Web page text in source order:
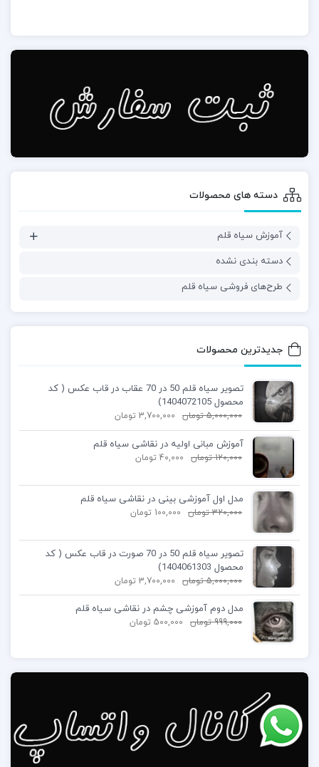
دسته های محصولات
آموزش سیاه قلم
دسته بندی نشده
طرح‌های فروشی سیاه قلم
جدیدترین محصولات
تصویر سیاه قلم 50 در 70 عقاب در قاب عکس ( کد
محصول 1404072105)
5,000,000 تومان 3,700,000 تومان
آموزش مبانی اولیه در نقاشی سیاه قلم
120,000 تومان 40,000 تومان
مدل اول آموزشی بینی در نقاشی سیاه قلم
320,000 تومان 100,000 تومان
تصویر سیاه قلم 50 در 70 صورت در قاب عکس ( کد
محصول 1404061303)
5,000,000 تومان 3,700,000 تومان
مدل دوم آموزشی چشم در نقاشی سیاه قلم
999,000 تومان 500,000 تومان